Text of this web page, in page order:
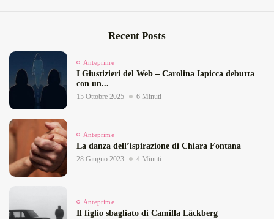
Recent Posts
Anteprime
I Giustizieri del Web – Carolina Iapicca debutta
con un...
15 Ottobre 2025 6 Minuti
Anteprime
La danza dell’ispirazione di Chiara Fontana
28 Giugno 2023 4 Minuti
Anteprime
Il figlio sbagliato di Camilla Läckberg